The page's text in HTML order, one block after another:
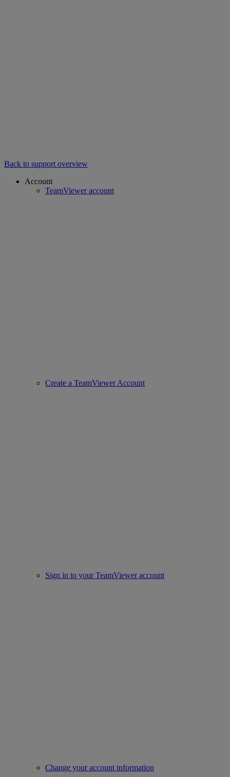
Back to support overview
Account
TeamViewer account
Create a TeamViewer Account
Sign in to your TeamViewer account
Change your account information